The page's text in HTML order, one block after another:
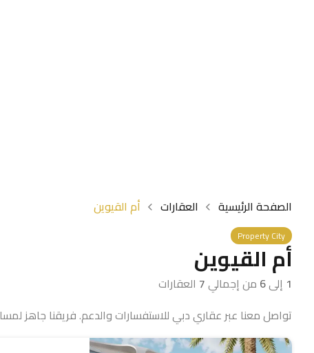
الصفحة الرئيسية العقارات أم القيوين
Property City
أم القيوين
1 إلى6 من إجمالي7 العقارات
تواصل معنا عبر عقاري دبي للاستفسارات والدعم. فريقنا جاهز